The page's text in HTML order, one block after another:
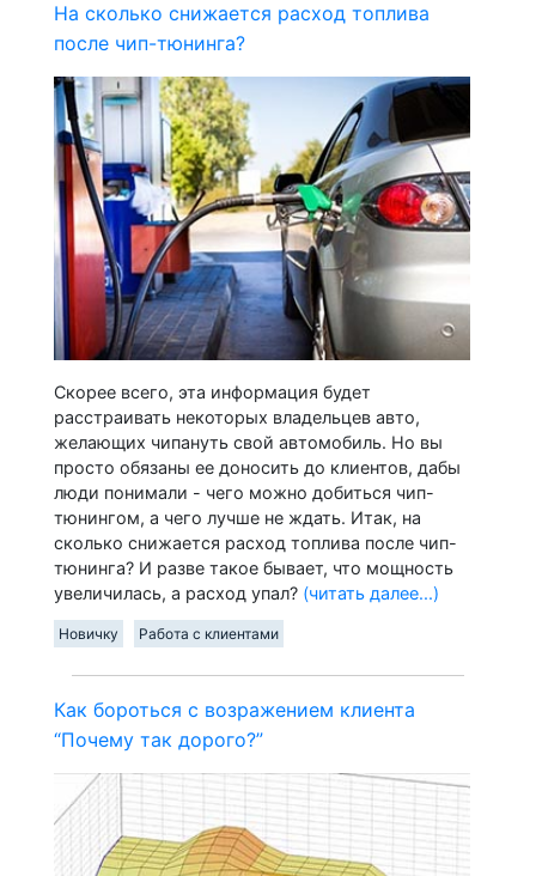
На сколько снижается расход топлива
после чип-тюнинга?
Скорее всего, эта информация будет
расстраивать некоторых владельцев авто,
желающих чипануть свой автомобиль. Но вы
просто обязаны ее доносить до клиентов, дабы
люди понимали - чего можно добиться чип-
тюнингом, а чего лучше не ждать. Итак, на
сколько снижается расход топлива после чип-
тюнинга? И разве такое бывает, что мощность
увеличилась, а расход упал? (читать далее...)
Новичку Работа с клиентами
Как бороться с возражением клиента
“Почему так дорого?”